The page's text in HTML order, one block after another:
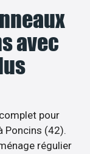
avec
pour
Poncins (42).
régulier